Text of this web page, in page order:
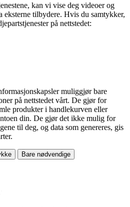
kan vi vise deg videoer og
eksterne tilbydere. Hvis du samtykker,
på nettstedet:
muliggjør bare
på nettstedet vårt. De gjør for
produkter i handlekurven eller
din. De gjør det ikke mulig for
til deg, og data som genereres, gis
Bare nødvendige